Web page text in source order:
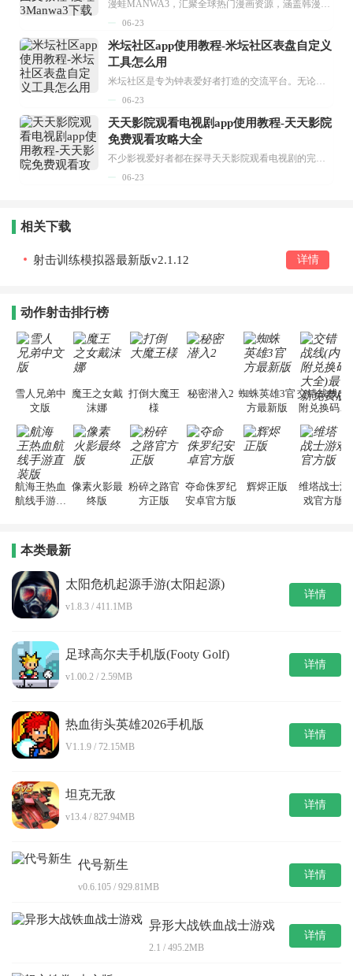
漫蛙MANWA3，汇聚全球热门漫画资源，涵盖韩漫、欧美漫画、国漫等多种类型，题材丰富多样，全方位满足用户阅读喜好。它不仅是阅读平台，更是创作平台，为广大用户打造零门槛创作环境。...
06-23
米坛社区app使用教程-米坛社区表盘自定义
工具怎么用
米坛社区是专为钟表爱好者打造的交流平台。无论你是初涉钟表领域的普通爱好者，还是拥有多年收藏经验的资深玩家，都能在此找到属于自己的天地。 无需注册，就能轻松参与其中。通过专业的讨论论坛与丰富的交互功能，你可与世界各地的钟表爱好者畅快交流。若你钟情于钟表，米坛社区无疑是值得一试的理想之选。在这里，你能获取最新的手表资讯，交流见解，提升鉴赏品味，让每一块手表都成为收藏故事中重要的一部分。感兴趣的朋友，不要错过下载机会。...
06-23
天天影院观看电视剧app使用教程-天天影院
免费观看攻略大全
不少影视爱好者都在探寻天天影院观看电视剧的完整方法，结合最新平台使用规则，本篇新手入门攻略全面讲解观看渠道、检索流程、播放设置以及画面模式调整等实用内容。全文适配手机、电脑等主流设备，步骤简洁易懂，无论是初次使用的新手，还是想要优化观影体验的用户，都能参照内容快速上手，熟练掌握平台各项操作技巧，轻松畅享影视内容。...
06-23
相关下载
射击训练模拟器最新版v2.1.12 详情
动作射击排行榜
雪人兄弟中
文版
魔王之女戴
沫娜
打倒大魔王
様
秘密潜入2 蜘蛛英雄3官
方最新版
交错战线(内
附兑换码大
全)最新免费
版
航海王热血
航线手游直
像素火影最
终版
粉碎之路官
方正版
夺命侏罗纪
安卓官方版
辉烬正版
维塔战士游
戏官方版
本类最新
太阳危机起源手游(太阳起源)
v1.8.3 / 411.1MB
详情
足球高尔夫手机版(Footy Golf)
v1.00.2 / 2.59MB
详情
热血街头英雄2026手机版
V1.1.9 / 72.15MB
详情
坦克无敌
v13.4 / 827.94MB
详情
代号新生
v0.6.105 / 929.81MB
详情
异形大战铁血战士游戏
2.1 / 495.2MB
详情